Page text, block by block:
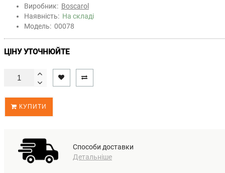
Виробник: Boscarol
Наявність: На складі
Модель: 00078
ЦІНУ УТОЧНЮЙТЕ
КУПИТИ
Способи доставки
Детальніше